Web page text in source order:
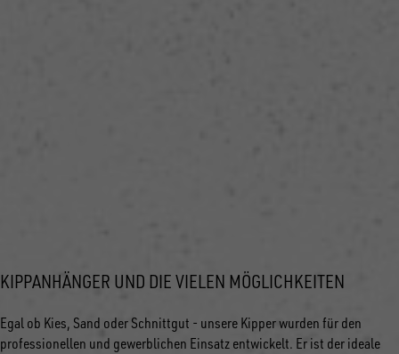
KIPPANHÄNGER UND DIE VIELEN MÖGLICHKEITEN
Egal ob Kies, Sand oder Schnittgut - unsere Kipper wurden für den
professionellen und gewerblichen Einsatz entwickelt. Er ist der ideale